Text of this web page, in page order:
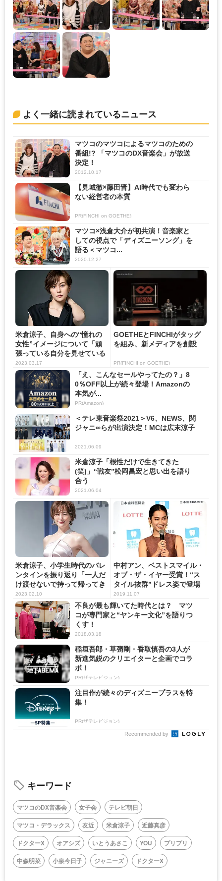
よく一緒に読まれているニュース
マツコのマツコによるマツコのための
番組!? 「マツコのDX音楽会」が放送
決定！
2012.10.17
【見城徹×藤田晋】AI時代でも変わら
ない経営者の本質
PR(FINCHI on GOETHE)
マツコ×浅倉大介が初共演！音楽家と
しての視点で「ディズニーソング」を
語る＜マツコ...
2020.12.27
米倉涼子、自身への“憧れの
女性”イメージについて「頑
張っている自分を見せている
部...
2023.03.17
GOETHEとFINCHIがタッグ
を組み、新メディアを創設
PR(FINCHI on GOETHE)
「え、こんなセールやってたの？」8
0％OFF以上が続々登場！Amazonの
本気が...
PR(Amazon)
＜テレ東音楽祭2021＞V6、NEWS、関
ジャニ∞らが出演決定！MCは広末涼子
2021.06.09
米倉涼子「根性だけで生きてきた
(笑)」“戦友”松岡昌宏と思い出を語り
合う
2021.06.04
米倉涼子、小学生時代のバレ
ンタインを振り返り「一人だ
け渡せないで持って帰ってき
た...
2023.02.10
中村アン、ベストスマイル・
オブ・ザ・イヤー受賞！“ス
タイル抜群”ドレス姿で登場
2019.11.07
不良が最も輝いてた時代とは？ マツ
コが専門家と“ヤンキー文化”を語りつ
くす！
2018.03.18
稲垣吾郎・草彅剛・香取慎吾の3人が
新進気鋭のクリエイターと企画でコラ
ボ！
PR(ザテレビジョン)
注目作が続々のディズニープラスを特
集！
PR(ザテレビジョン)
Recommended by
キーワード
マツコのDX音楽会 女子会
テレビ朝日
マツコ・デラックス
友近 米倉涼子
近藤真彦
ドクターX
オアシズ いとうあさこ YOU
プリプリ
中森明菜
小泉今日子 ジャニーズ ドクターX